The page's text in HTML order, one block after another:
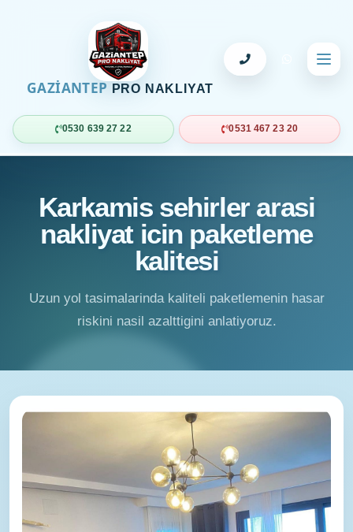
GAZİANTEP PRO NAKLIYAT
0530 639 27 22 0531 467 23 20
Karkamis sehirler arasi
nakliyat icin paketleme
kalitesi
Uzun yol tasimalarinda kaliteli paketlemenin hasar
riskini nasil azalttigini anlatiyoruz.